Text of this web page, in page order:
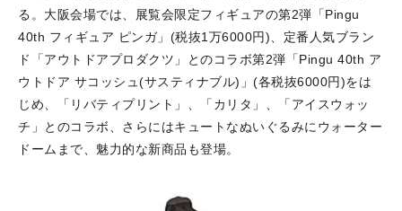
る。大阪会場では、展覧会限定フィギュアの第2弾「Pingu
40th フィギュア ピンガ」(税抜1万6000円)、定番人気ブラン
ド「アウトドアプロダクツ」とのコラボ第2弾「Pingu 40th ア
ウトドア サコッシュ(サスティナブル)」(各税抜6000円)をは
じめ、「リバティプリント」、「カリタ」、「アイスウォッ
チ」とのコラボ、さらにはキュートなぬいぐるみにウォーター
ドームまで、魅力的な新商品も登場。